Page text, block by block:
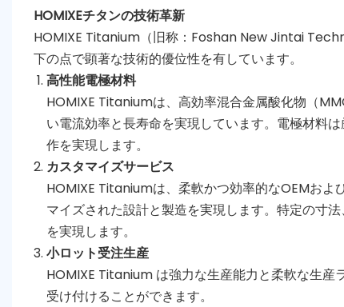
HOMIXEチタンの技術革新
HOMIXE Titanium（旧称：Foshan New Jintai
下の点で顕著な技術的優位性を有しています。
高性能電極材料
HOMIXE Titaniumは、高効率混合金属酸化物（
い電流効率と長寿命を実現しています。電極材料
作を実現します。
カスタマイズサービス
HOMIXE Titaniumは、柔軟かつ効率的なOEMおよ
マイズされた設計と製造を実現します。特定の寸
を実現します。
小ロット受注生産
HOMIXE Titanium は強力な生産能力と柔軟な生産
受け付けることができます。